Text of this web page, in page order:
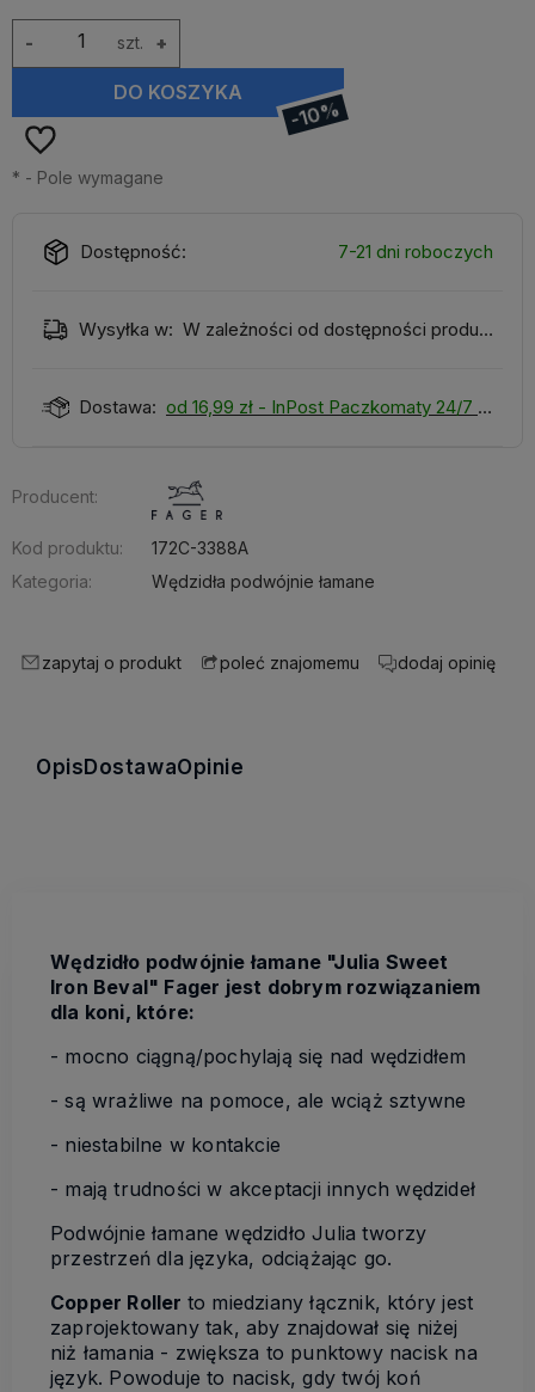
szt. +
-
DO KOSZYKA
-10%
* - Pole wymagane
Dostępność: 7-21 dni roboczych
Wysyłka w: W zależności od dostępności produktu
Dostawa: od 16,99 zł - InPost Paczkomaty 24/7
Producent:
Kod produktu:
172C-3388A
Kategoria:
Wędzidła podwójnie łamane
zapytaj o produkt poleć znajomemu dodaj opinię
OpisDostawaOpinie
Wędzidło podwójnie łamane "Julia Sweet
Iron Beval" Fager jest dobrym rozwiązaniem
dla koni, które:
- mocno ciągną/pochylają się nad wędzidłem
- są wrażliwe na pomoce, ale wciąż sztywne
- niestabilne w kontakcie
- mają trudności w akceptacji innych wędzideł
Podwójnie łamane wędzidło Julia tworzy
przestrzeń dla języka, odciążając go.
Copper Roller to miedziany łącznik, który jest
zaprojektowany tak, aby znajdował się niżej
niż łamania - zwiększa to punktowy nacisk na
język. Powoduje to nacisk, gdy twój koń